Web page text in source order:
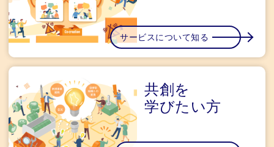
サービスについて知る
共創を
学びたい方